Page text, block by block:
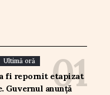
Ultimă oră
fi repornit etapizat
Guvernul anunță